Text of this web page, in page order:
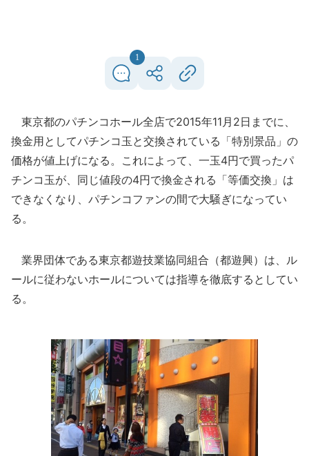
1
東京都のパチンコホール全店で2015年11月2日までに、
換金用としてパチンコ玉と交換されている「特別景品」の
価格が値上げになる。これによって、一玉4円で買ったパ
チンコ玉が、同じ値段の4円で換金される「等価交換」は
できなくなり、パチンコファンの間で大騒ぎになってい
る。
業界団体である東京都遊技業協同組合（都遊興）は、ル
ールに従わないホールについては指導を徹底するとしてい
る。